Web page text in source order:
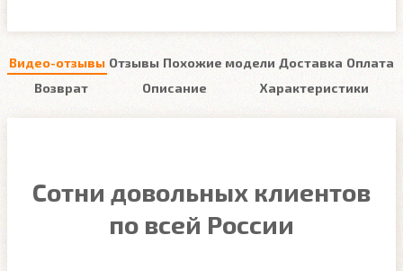
Видео-отзывы Отзывы Похожие модели Доставка Оплата
Возврат
Описание Характеристики
Сотни довольных клиентов
по всей России